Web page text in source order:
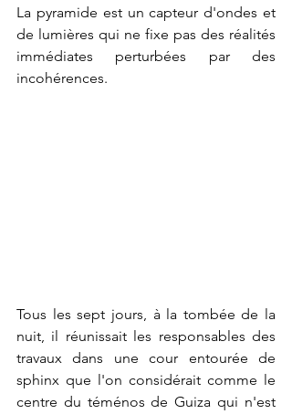
La pyramide est un capteur d'ondes et
de lumières qui ne fixe pas des réalités
immédiates perturbées par des
incohérences.
Tous les sept jours, à la tombée de la
nuit, il réunissait les responsables des
travaux dans une cour entourée de
sphinx que l'on considérait comme le
centre du téménos de Guiza qui n'est